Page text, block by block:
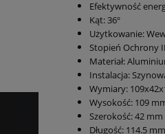
Efektywność
Kąt: 36º
Użytkowanie:
Stopień Ochrony
Materiał:
Instalacja:
Wymiary:
Wysokość: 109
Szerokość: 42 mm
Długość: 114.5 mm